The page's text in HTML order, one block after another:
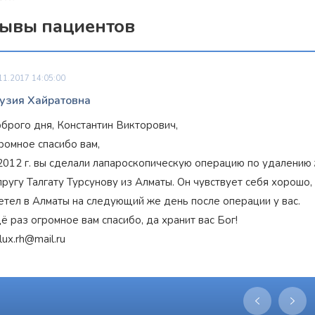
почетным
знаком «Золотой лапароскоп» как
лапароскопический хирург
Награжден почетным
"Золотая звезда"за
в развитие оперативной
пациентов
14:05:00
Хайратовна
дня, Константин Викторович,
спасибо вам,
г. вы сделали лапароскопическую операцию по
Талгату Турсунову из Алматы. Он чувствует себя
в Алматы на следующий же день после операции у вас.
раз огромное вам спасибо, да хранит вас Бог!